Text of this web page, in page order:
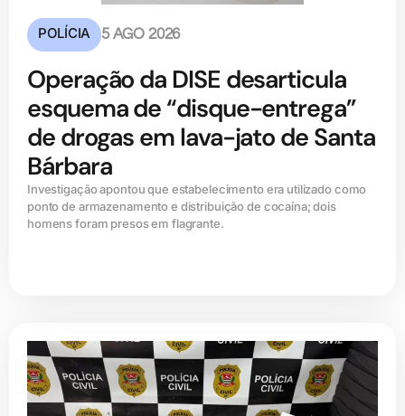
POLÍCIA 5 AGO 2026
Operação da DISE desarticula
esquema de “disque-entrega”
de drogas em lava-jato de Santa
Bárbara
Investigação apontou que estabelecimento era utilizado como
ponto de armazenamento e distribuição de cocaína; dois
homens foram presos em flagrante.